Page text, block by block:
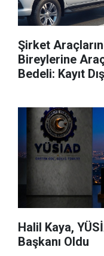
Şirket
Bireylerine
Bedeli: Kayıt
Halil Kaya,
Başkanı Oldu